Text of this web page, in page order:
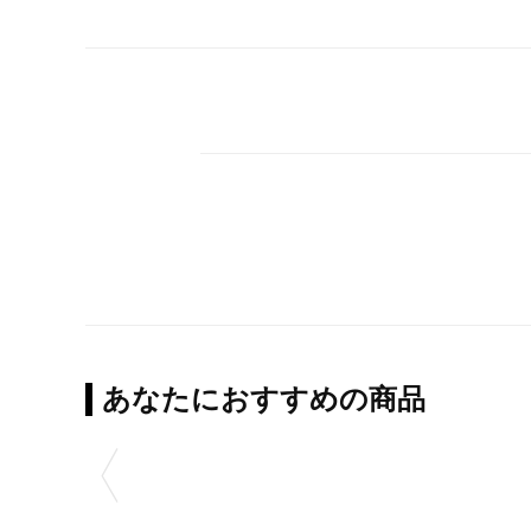
あなたにおすすめの商品